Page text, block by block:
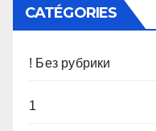
CATÉGORIES
! Без рубрики
1